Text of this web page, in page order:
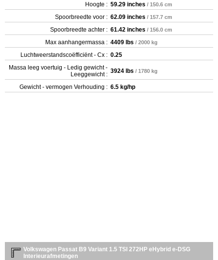
Hoogte : 59.29 inches / 150.6 cm
Spoorbreedte voor : 62.09 inches / 157.7 cm
Spoorbreedte achter : 61.42 inches / 156.0 cm
Max aanhangermassa : 4409 lbs / 2000 kg
Luchtweerstandscoëfficiënt - Cx : 0.25
Massa leeg voertuig - Ledig gewicht -
Leeggewicht : 3924 lbs / 1780 kg
Gewicht - vermogen Verhouding : 6.5 kg/hp
Volkswagen Passat B9 Variant 1.5 TSI 272HP eHybrid e-DSG
Interieurafmetingen